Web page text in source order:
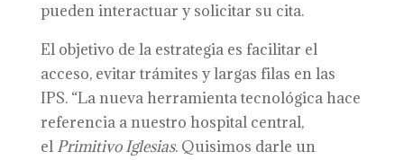
pueden interactuar y solicitar su cita.
El objetivo de la estrategia es facilitar el
acceso, evitar trámites y largas filas en las
IPS. “La nueva herramienta tecnológica hace
referencia a nuestro hospital central,
el Primitivo Iglesias. Quisimos darle un